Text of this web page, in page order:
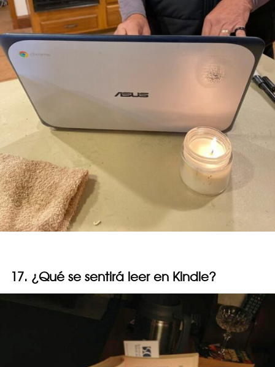
17. ¿Qué se sentirá leer en Kindle?